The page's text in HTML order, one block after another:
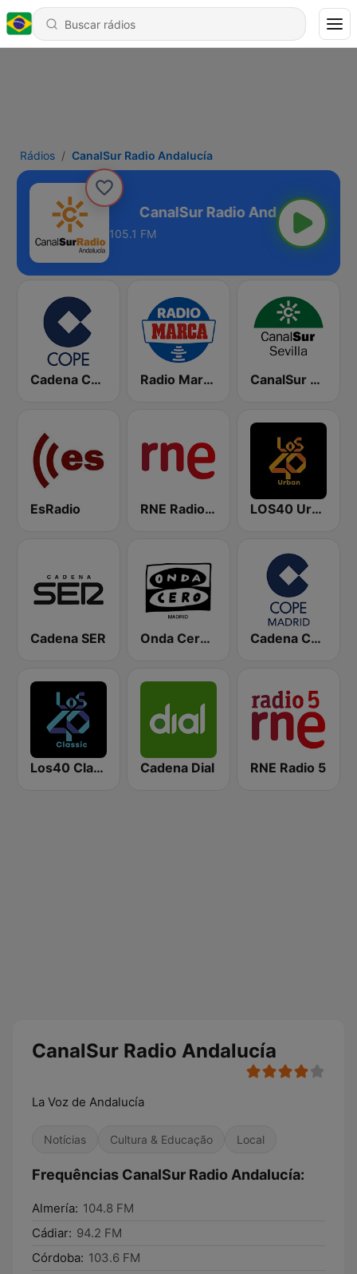
Rádios CanalSur Radio Andalucía
Andalucía
105.1 FM
Cadena COPE Radio Marca Nacional CanalSur Radio Sevilla
EsRadio RNE Radio Nacional LOS40 Urban
Cadena SER Onda Cero Madrid Cadena COPE Madrid
Los40 Classic Cadena Dial RNE Radio 5
CanalSur Radio Andalucía
La Voz de Andalucía
Notícias Cultura & Educação Local
Frequências CanalSur Radio Andalucía:
Almería: 104.8 FM
Cádiar: 94.2 FM
Córdoba: 103.6 FM